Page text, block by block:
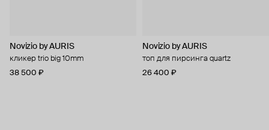
Novizio by AURIS
кликер trio big 10mm
38 500 ₽
Novizio by AURIS
топ для пирсинга quartz
26 400 ₽